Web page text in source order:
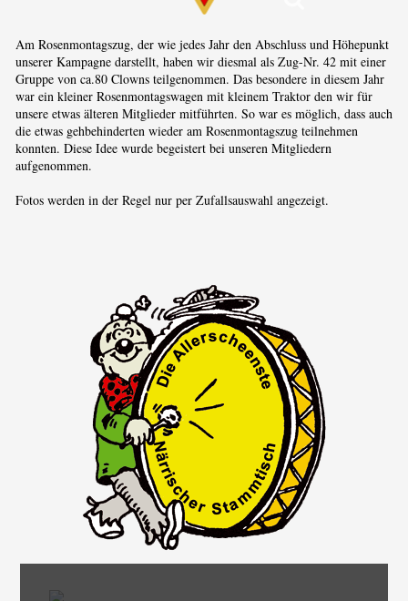
Am Rosenmontagszug, der wie jedes Jahr den Abschluss und Höhepunkt
unserer Kampagne darstellt, haben wir diesmal als Zug-Nr. 42 mit einer
Gruppe von ca.80 Clowns teilgenommen. Das besondere in diesem Jahr
war ein kleiner Rosenmontagswagen mit kleinem Traktor den wir für
unsere etwas älteren Mitglieder mitführten. So war es möglich, dass auch
die etwas gehbehinderten wieder am Rosenmontagszug teilnehmen
konnten. Diese Idee wurde begeistert bei unseren Mitgliedern
aufgenommen.
Fotos werden in der Regel nur per Zufallsauswahl angezeigt.